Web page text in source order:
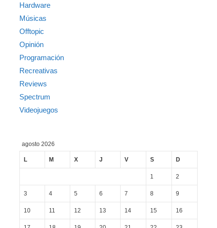
Hardware
Músicas
Offtopic
Opinión
Programación
Recreativas
Reviews
Spectrum
Videojuegos
agosto 2026
L M X J V S D
1 2
3 4 5 6 7 8 9
10 11 12 13 14 15 16